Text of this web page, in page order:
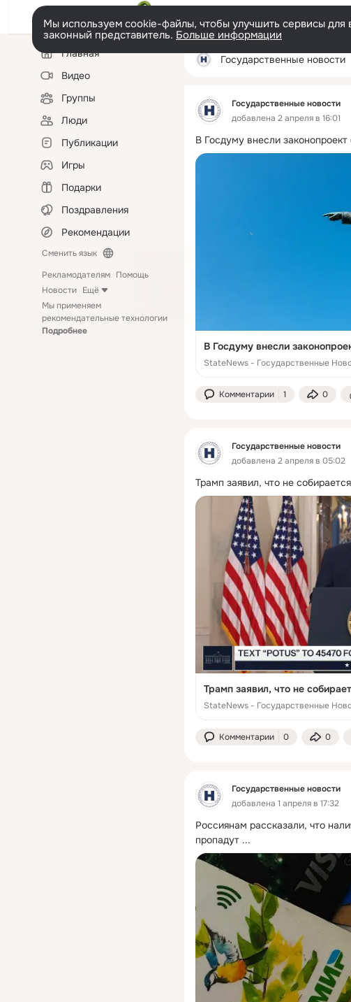
Мы используем cookie-файлы, чтобы улучшить сервисы для
законный представитель. Больше информации
Левая
колонкаГлавная
Видео
Группы
Люди
Публикации
Игры
Подарки
Поздравления
Рекомендации
Сменить язык
Рекламодателям Помощь
Новости Ещё
Мы применяем
рекомендательные технологии
Подробнее
Государственные новости
Государственные новости
добавлена 2 апреля в 16:01
В Госдуму внесли
В Госдуму внесли
StateNews - Государственные
Комментарии 1 0
Государственные новости
добавлена 2 апреля в 05:02
Трамп заявил, что не
Трамп заявил, что не
StateNews - Государственные
Комментарии 0 0
Государственные новости
добавлена 1 апреля в 17:32
Россиянам рассказали, что
пропадут ...